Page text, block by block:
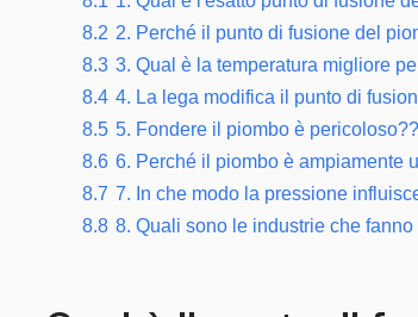
8.2 2. Perché il punto di fusione del
8.3 3. Qual è la temperatura migliore
8.4 4. La lega modifica il punto di
8.5 5. Fondere il piombo è pericoloso??
8.6 6. Perché il piombo è ampiamente
8.7 7. In che modo la pressione
8.8 8. Quali sono le industrie che